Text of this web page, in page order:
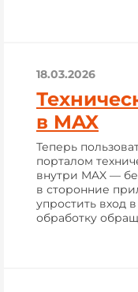
18.03.2026
в MAX
Теперь
порталом
внутри MAX —
в сторонние
упростить вход
обработку